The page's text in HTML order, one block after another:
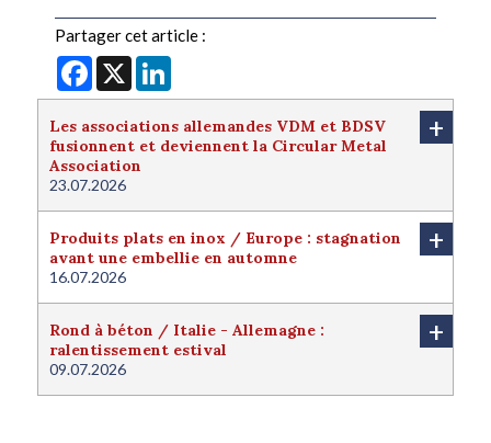
Partager cet article :
Facebook
X
Les associations allemandes VDM et BDSV
fusionnent et deviennent la Circular Metal
Association
23.07.2026
+
Produits plats en inox / Europe : stagnation
avant une embellie en automne
16.07.2026
+
Rond à béton / Italie - Allemagne :
ralentissement estival
09.07.2026
+